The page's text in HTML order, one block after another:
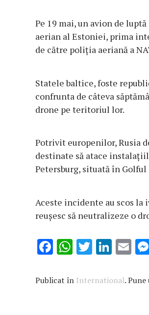
Pe 19 mai, un avion de
aerian al Estoniei, prima
de către poliţia aeriană a
Statele baltice, foste
confrunta de câteva
drone pe teritoriul lor.
Potrivit europenilor, Rusia
destinate să atace
Petersburg, situată în
Aceste incidente au scos
reuşesc să neutralizeze o
F
e
W
at
T
it
Li
k
E
ai
Publicat în International.